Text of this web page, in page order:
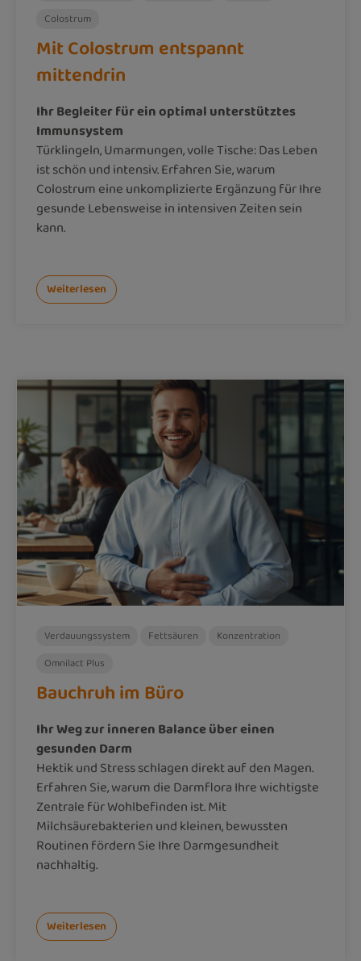
Colostrum
Mit Colostrum entspannt
mittendrin
Ihr Begleiter für ein optimal unterstütztes
Immunsystem
Türklingeln, Umarmungen, volle Tische: Das Leben
ist schön und intensiv.Erfahren Sie, warum
Colostrum eine unkomplizierte Ergänzung für Ihre
gesunde Lebensweise in intensiven Zeiten sein
kann.
Weiterlesen
Verdauungssystem Fettsäuren
Konzentration
Omnilact Plus
Bauchruh im Büro
Ihr Weg zur inneren Balance über einen
gesunden Darm
Hektik und Stress schlagen direkt auf den Magen.
Erfahren Sie, warum die Darmflora Ihre wichtigste
Zentrale für Wohlbefinden ist. Mit
Milchsäurebakterien und kleinen, bewussten
Routinen fördern Sie Ihre Darmgesundheit
nachhaltig.
Weiterlesen